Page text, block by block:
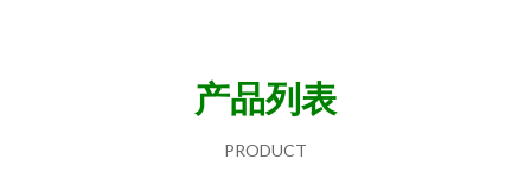
产品列表
PRODUCT